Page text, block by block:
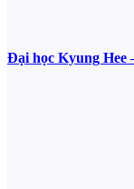
Đại học Kyung Hee